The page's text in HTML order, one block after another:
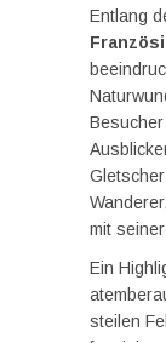
Entlang
mit
Ein
steilen